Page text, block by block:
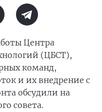
Центра
(ЦБСТ),
команд,
и их внедрение с
обсудили на
совета.